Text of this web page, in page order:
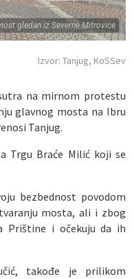
gledan iz Severne Mitrovice
Izvor: Tanjug, KoSSev
na mirnom protestu
glavnog mosta na Ibru
Tanjug.
Trgu Braće Milić koji se
bezbednost povodom
mosta, ali i zbog
Prištine i očekuju da ih
takođe je prilikom